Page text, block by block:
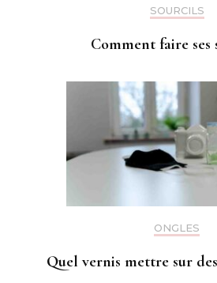
SOURCILS
Comment faire ses
ONGLES
Quel vernis mettre sur